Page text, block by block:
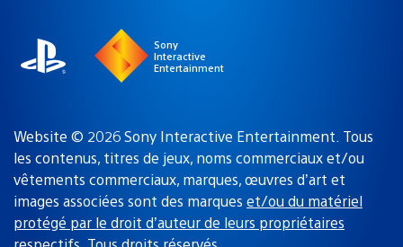
Sony
Interactive
Entertainment
Website © 2026 Sony Interactive Entertainment. Tous
les contenus, titres de jeux, noms commerciaux et/ou
vêtements commerciaux, marques, œuvres d’art et
images associées sont des marques et/ou du matériel
protégé par le droit d’auteur de leurs propriétaires